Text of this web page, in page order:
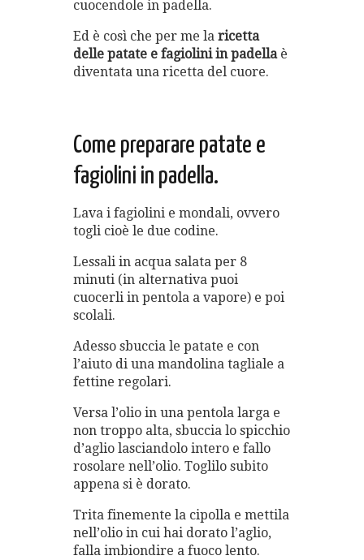
cuocendole in padella.
Ed è così che per me la ricetta
delle patate e fagiolini in padellaè
diventata una ricetta del cuore.
Come preparare patate e
fagiolini in padella.
Lava i fagiolini e mondali, ovvero
togli cioè le due codine.
Lessali in acqua salata per 8
minuti (in alternativa puoi
cuocerli in pentola a vapore) e poi
scolali.
Adesso sbuccia le patate e con
l’aiuto di una mandolina tagliale a
fettine regolari.
Versa l’olio in una pentola larga e
non troppo alta, sbuccia lo spicchio
d’aglio lasciandolo intero e fallo
rosolare nell’olio. Toglilo subito
appena si è dorato.
Trita finemente la cipolla e mettila
nell’olio in cui hai dorato l’aglio,
falla imbiondire a fuoco lento.